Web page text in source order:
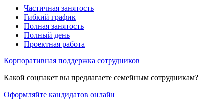
Частичная занятость
Гибкий график
Полная занятость
Полный день
Проектная работа
Корпоративная поддержка сотрудников
Какой соцпакет вы предлагаете семейным сотрудникам?
Оформляйте кандидатов онлайн